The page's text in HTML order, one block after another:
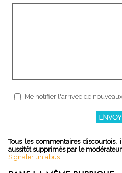
Me notifier l'arrivée de
Tous les commentaires
aussitôt supprimés par le
Signaler un abus